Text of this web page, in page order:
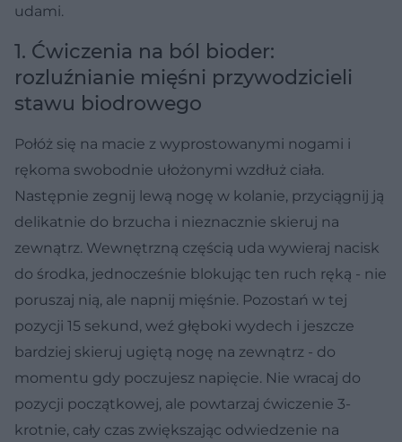
udami.
1. Ćwiczenia na ból bioder:
rozluźnianie mięśni przywodzicieli
stawu biodrowego
Połóż się na macie z wyprostowanymi nogami i
rękoma swobodnie ułożonymi wzdłuż ciała.
Następnie zegnij lewą nogę w kolanie, przyciągnij ją
delikatnie do brzucha i nieznacznie skieruj na
zewnątrz. Wewnętrzną częścią uda wywieraj nacisk
do środka, jednocześnie blokując ten ruch ręką - nie
poruszaj nią, ale napnij mięśnie. Pozostań w tej
pozycji 15 sekund, weź głęboki wydech i jeszcze
bardziej skieruj ugiętą nogę na zewnątrz - do
momentu gdy poczujesz napięcie. Nie wracaj do
pozycji początkowej, ale powtarzaj ćwiczenie 3-
krotnie, cały czas zwiększając odwiedzenie na